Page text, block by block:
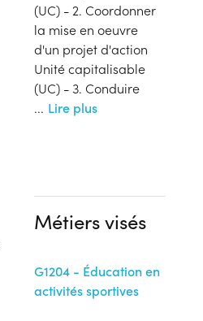
(UC) - 2. Coordonner
la mise en oeuvre
d'un projet d'action
Unité capitalisable
(UC) - 3. Conduire
... Lire plus
Métiers visés
G1204 - Éducation en
activités sportives